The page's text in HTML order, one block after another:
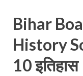
Bihar
History
10 इतिहास